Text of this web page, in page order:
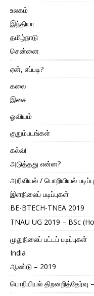
உலகம்
இந்தியா
தமிழ்நாடு
சென்னை
ஏன், எப்படி?
கலை
இசை
ஓவியம்
குறும்படங்கள்
கல்வி
அடுத்தது என்ன?
அறிவியல் / பொறியியல்
இளநிலைப் படிப்புகள்
BE-BTECH-TNEA 2019
TNAU UG 2019 – BSc
முதுநிலைப் பட்டப் படிப்புகள்
India
ஆண்டு – 2019
பொறியியல் திறனறித்தேர்வு